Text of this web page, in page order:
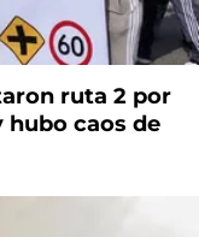
ruta 2 por
caos de